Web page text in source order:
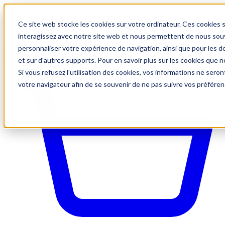
Ce site web stocke les cookies sur votre ordinateur. Ces
interagissez avec notre site web et nous permettent de nous
personnaliser votre expérience de navigation, ainsi que pour les
et sur d'autres supports. Pour en savoir plus sur les cookies
Si vous refusez l'utilisation des cookies, vos informations ne
votre navigateur afin de se souvenir de ne pas suivre vos